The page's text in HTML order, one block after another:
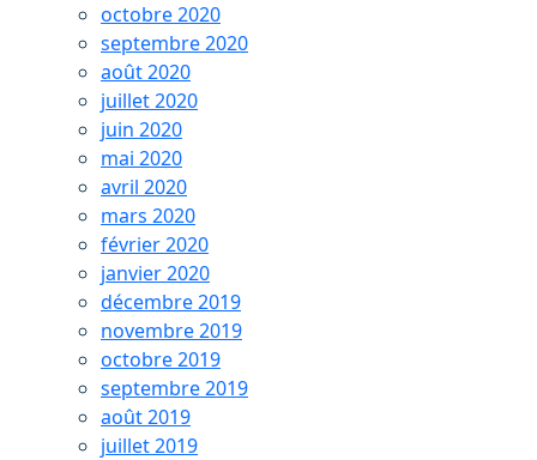
octobre 2020
septembre 2020
août 2020
juillet 2020
juin 2020
mai 2020
avril 2020
mars 2020
février 2020
janvier 2020
décembre 2019
novembre 2019
octobre 2019
septembre 2019
août 2019
juillet 2019